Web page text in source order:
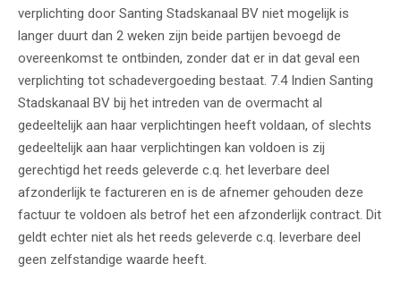
verplichting door Santing Stadskanaal BV niet mogelijk is
langer duurt dan 2 weken zijn beide partijen bevoegd de
overeenkomst te ontbinden, zonder dat er in dat geval een
verplichting tot schadevergoeding bestaat. 7.4 Indien Santing
Stadskanaal BV bij het intreden van de overmacht al
gedeeltelijk aan haar verplichtingen heeft voldaan, of slechts
gedeeltelijk aan haar verplichtingen kan voldoen is zij
gerechtigd het reeds geleverde c.q. het leverbare deel
afzonderlijk te factureren en is de afnemer gehouden deze
factuur te voldoen als betrof het een afzonderlijk contract. Dit
geldt echter niet als het reeds geleverde c.q. leverbare deel
geen zelfstandige waarde heeft.